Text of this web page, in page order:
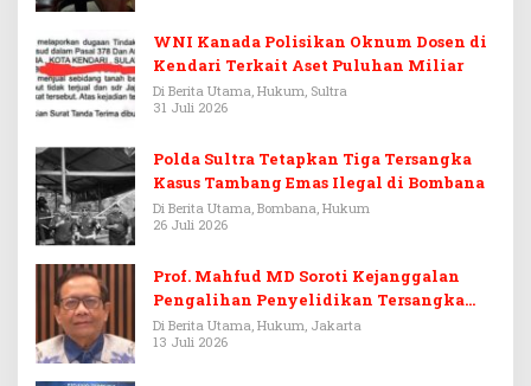
WNI Kanada Polisikan Oknum Dosen di
Kendari Terkait Aset Puluhan Miliar
Di Berita Utama, Hukum, Sultra
31 Juli 2026
Polda Sultra Tetapkan Tiga Tersangka
Kasus Tambang Emas Ilegal di Bombana
Di Berita Utama, Bombana, Hukum
26 Juli 2026
Prof. Mahfud MD Soroti Kejanggalan
Pengalihan Penyelidikan Tersangka
Febrie Adriansyah
Di Berita Utama, Hukum, Jakarta
13 Juli 2026